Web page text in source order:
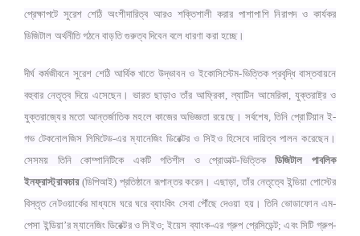
প্রেক্ষাপটে সুরেশ শেঠি অংশীদারিত্ব আরও শক্তিশালী করার পাশাপাশি নিরাপদ ও কার্যকর
ডিজিটাল অর্থনীতি গঠনে বাড়তি গুরুত্ব দিবেন বলে ধারণা করা হচ্ছে।
দীর্ঘ কর্মজীবনে সুরেশ শেঠি আর্থিক খাতে উদ্ভাবন ও ইকোসিস্টেম-ভিত্তিক প্রবৃদ্ধি বাস্তবায়নে
বহুবার নেতৃত্ব দিয়ে এসেছেন। ভারত ছাড়াও তাঁর আফ্রিকা, ল্যাটিন আমেরিকা, যুক্তরাষ্ট্র ও
যুক্তরাজ্যের মতো আন্তর্জাতিক মহলে কাজের অভিজ্ঞতা রয়েছে। সর্বশেষ, তিনি প্রোটিয়ান ই-
গভ টেকনোলজিস লিমিটেড-এর ম্যানেজিং ডিরেক্টর ও সিইও হিসেবে দায়িত্ব পালন করেছেন।
সেসময় তিনি কোম্পানিটিকে একটি গতিশীল ও প্রোডাক্ট-ভিত্তিকডিজিটাল পাবলিক
ইনফ্রাস্ট্রাকচার(ডিপিআই) প্রতিষ্ঠানে রূপান্তর করেন। এছাড়া, তাঁর নেতৃত্বে ইন্ডিয়া পোস্টের
বিস্তৃত নেটওয়ার্কের মাধ্যমে ঘরে ঘরে ব্যাংকিং সেবা পৌঁছে দেওয়া হয়। তিনি ভোডাফোন এম-
পেসা ইন্ডিয়া’র ম্যানেজিং ডিরেক্টর ও সিইও; ইয়েস ব্যাংক-এর গ্রুপ প্রেসিডেন্ট; এবং সিটি গ্রুপ-